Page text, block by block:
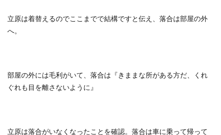
立原は着替えるのでここまでで結構ですと伝え、落合は部屋の外
へ。
部屋の外には毛利がいて、落合は『きままな所がある方だ、くれ
ぐれも目を離さないように』
立原は落合がいなくなったことを確認。落合は車に乗って帰って